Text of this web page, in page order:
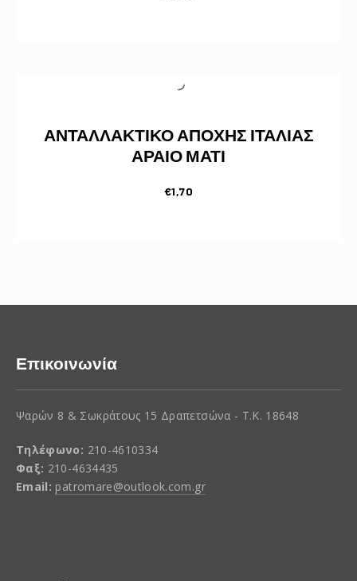
ΑΝΤΑΛΛΑΚΤΙΚΟ ΑΠΟΧΗΣ ΙΤΑΛΙΑΣ
ΑΡΑΙΟ ΜΑΤΙ
€1,70
Επικοινωνία
Ψαρών 8 & Σωκράτους 15 Δραπετσώνα - Τ.Κ. 18648
Τηλέφωνο: 210-4610334
Φαξ: 210-4634435
Email: patromare@outlook.com.gr